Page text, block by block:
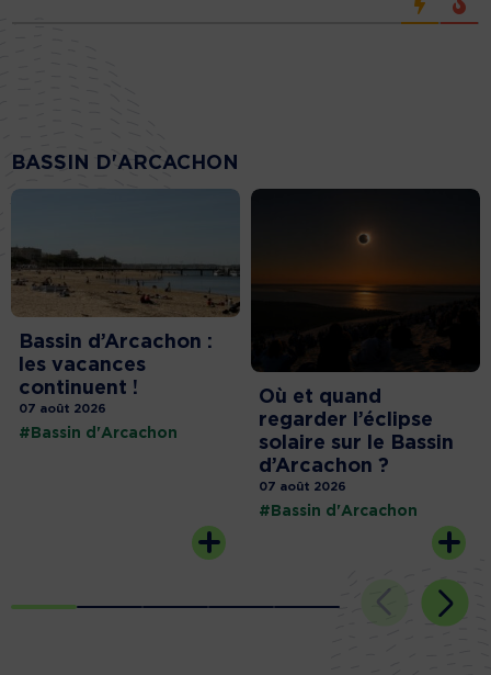
BASSIN D'ARCACHON
Bassin d’Arcachon :
les vacances
continuent !
07 août 2026
#Bassin d'Arcachon
Où et quand
regarder l’éclipse
solaire sur le Bassin
d’Arcachon ?
07 août 2026
#Bassin d'Arcachon